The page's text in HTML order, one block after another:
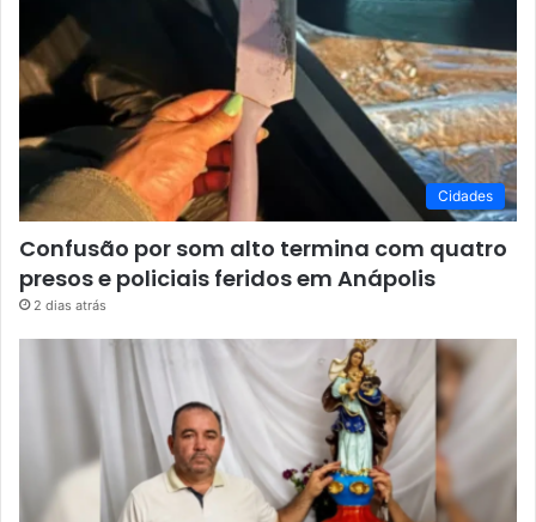
Cidades
Confusão por som alto termina com quatro
presos e policiais feridos em Anápolis
2 dias atrás